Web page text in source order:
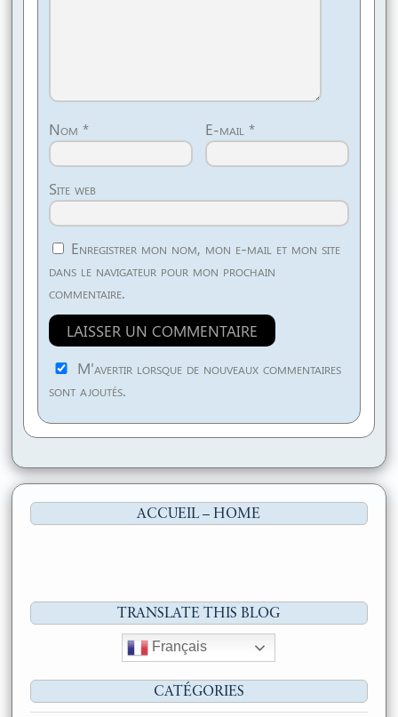
Nom* E-mail *
Site web
Enregistrer mon nom, mon e-mail et mon site
dans le navigateur pour mon prochain
commentaire.
M'avertir lorsque de nouveaux commentaires
sont ajoutés.
ACCUEIL – HOME
TRANSLATE THIS BLOG
Français
CATÉGORIES